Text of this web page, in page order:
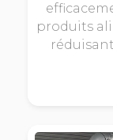
produits